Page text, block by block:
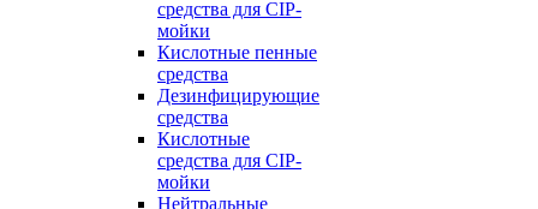
средства для CIP-
мойки
Кислотные пенные
средства
Дезинфицирующие
средства
Кислотные
средства для CIP-
мойки
Нейтральные